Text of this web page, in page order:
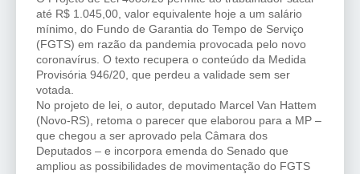
até R$ 1.045,00, valor equivalente hoje a um salário
mínimo, do Fundo de Garantia do Tempo de Serviço
(FGTS) em razão da pandemia provocada pelo novo
coronavírus. O texto recupera o conteúdo da Medida
Provisória 946/20, que perdeu a validade sem ser
votada.
No projeto de lei, o autor, deputado Marcel Van Hattem
(Novo-RS), retoma o parecer que elaborou para a MP –
que chegou a ser aprovado pela Câmara dos
Deputados – e incorpora emenda do Senado que
ampliou as possibilidades de movimentação do FGTS